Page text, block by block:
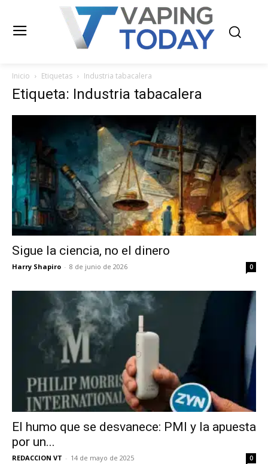
Inicio Etiquetas Industria tabacalera
Etiqueta: Industria tabacalera
Sigue la ciencia, no el dinero
Harry Shapiro - 8 de junio de 2026 0
El humo que se desvanece: PMI y la apuesta
por un...
REDACCION VT - 14 de mayo de 2025 0